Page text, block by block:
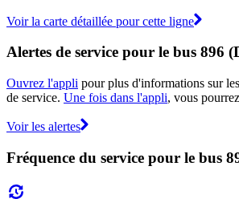
Voir la carte détaillée pour cette ligne
Alertes de service pour le bus 896
Ouvrez l'appli pour plus d'informations sur
de service. Une fois dans l'appli, vous
Voir les alertes
Fréquence du service pour le bus